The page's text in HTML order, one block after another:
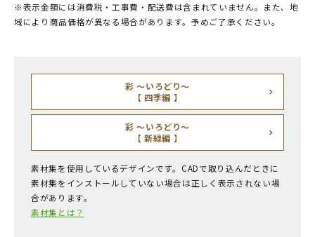
※表示金額には消費税・工事費・配送費は含まれていません。また、地
域により商品価格が異なる場合があります。予めご了承ください。
彩 ～いろどり～
【 四季編 】
彩 ～いろどり～
【 新緑編 】
素材集を使用しているデザインです。CADで取り込んだときに
素材集をインストールしていない場合は正しく表示されない場
合があります。
素材集とは？